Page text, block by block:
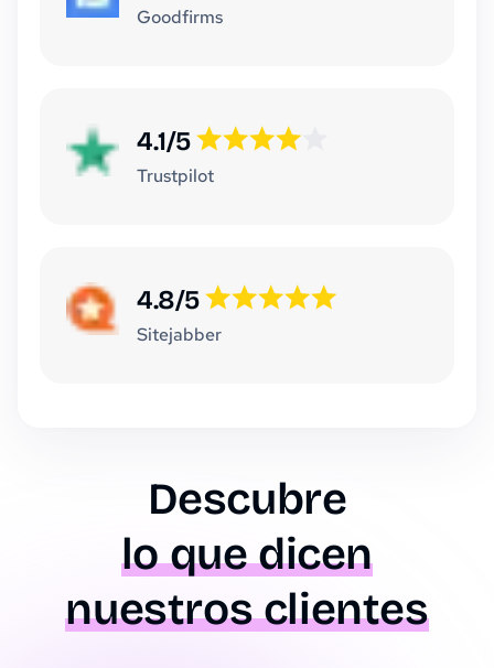
Goodfirms
4.1/5
Trustpilot
4.8/5
Sitejabber
Descubre
lo que dicen
nuestros clientes